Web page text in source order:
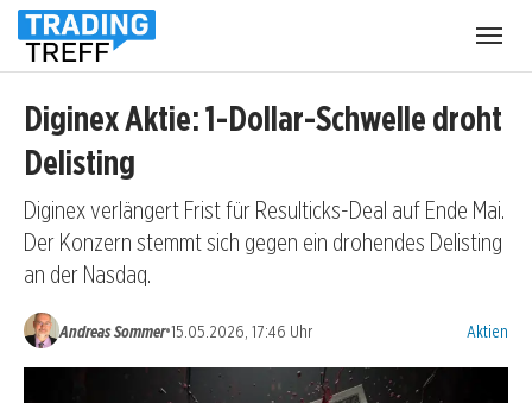
Diginex Aktie: 1-Dollar-Schwelle droht
Delisting
Diginex verlängert Frist für Resulticks-Deal auf Ende Mai.
Der Konzern stemmt sich gegen ein drohendes Delisting
an der Nasdaq.
Andreas Sommer•15.05.2026, 17:46 Uhr Aktien